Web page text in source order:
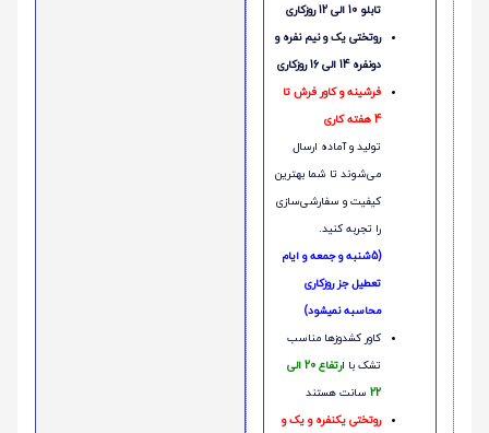
تابلو 10 الی 12 روزکاری
روتختی یک و نیم نفره و
دونفره 14 الی 16 روزکاری
فرشینه و کاور فرش تا
4 هفته کاری
تولید و آماده ارسال
می‌شوند تا شما بهترین
کیفیت و سفارشی‌سازی
را تجربه کنید.
(5شنبه و جمعه و ایام
تعطیل جز روزکاری
محاسبه نمیشود)
کاور کشدوزها مناسب
تشک با ا
رتفاع 20 الی
22 سانت هستند
روتختی یکنفره و یک و